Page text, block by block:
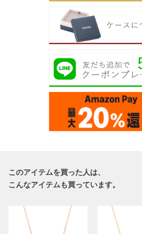
このアイテムを買った人は、
こんなアイテムも買っています。